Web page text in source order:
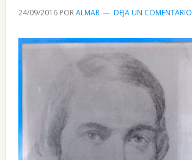
24/09/2016PORALMAR DEJA UN COMENTARIO